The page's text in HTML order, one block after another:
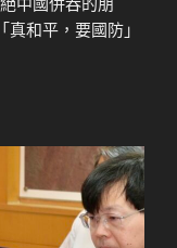
和平，要國防」